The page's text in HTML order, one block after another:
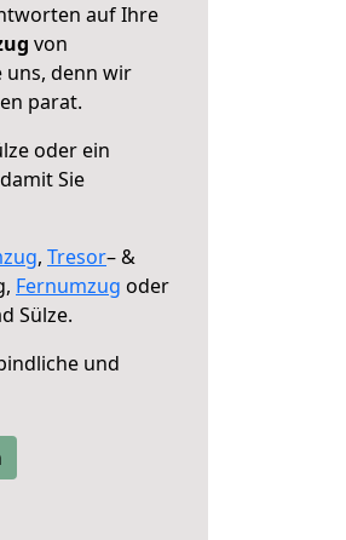
auf Ihre
von
uns, denn wir
parat.
oder ein
Sie
, Tresor– &
Fernumzug oder
Sülze.
und